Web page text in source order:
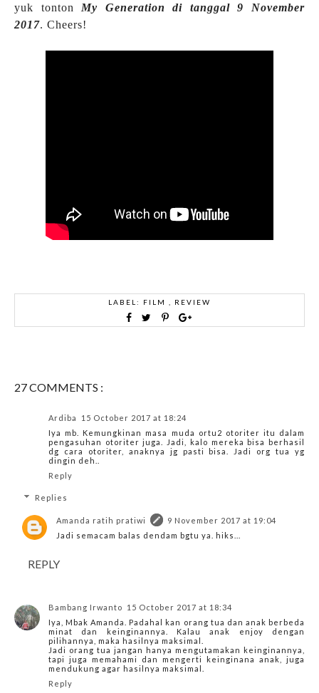
yuk tonton My Generation di tanggal 9 November
2017. Cheers!
LABEL: FILM REVIEW
27 COMMENTS :
Ardiba
15 October 2017 at 18:24
Iya mb. Kemungkinan masa muda ortu2 otoriter itu dalam
pengasuhan otoriter juga. Jadi, kalo mereka bisa berhasil
dg cara otoriter, anaknya jg pasti bisa. Jadi org tua yg
dingin deh..
Reply
Replies
Amanda ratih pratiwi
9 November 2017 at 19:04
Jadi semacam balas dendam bgtu ya. hiks...
REPLY
Bambang Irwanto
15 October 2017 at 18:34
Iya, Mbak Amanda. Padahal kan orang tua dan anak berbeda
minat dan keinginannya. Kalau anak enjoy dengan
pilihannya, maka hasilnya maksimal.
Jadi orang tua jangan hanya mengutamakan keinginannya,
tapi juga memahami dan mengerti keinginana anak, juga
mendukung agar hasilnya maksimal.
Reply